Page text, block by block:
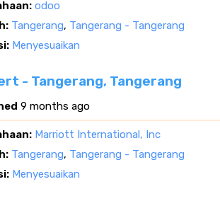
odoo
Tangerang, Tangerang - Tangerang
Menyesuaikan
- Tangerang, Tangerang
9 months ago
Marriott International, Inc
Tangerang, Tangerang - Tangerang
Menyesuaikan